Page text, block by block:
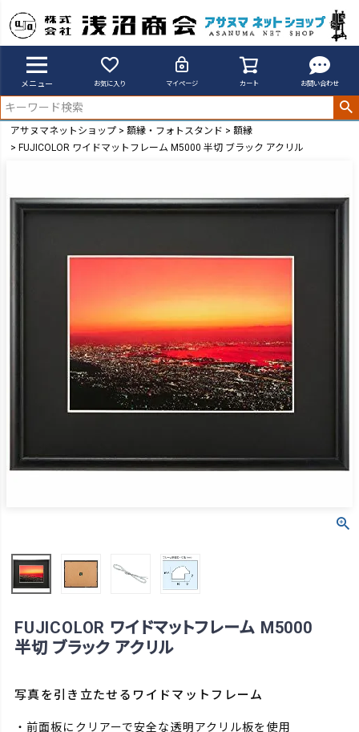
メニュー お気に入り マイページ カート お問い合わせ
アサヌマネットショップ 額縁・フォトスタンド
額縁
FUJICOLOR ワイドマットフレーム M5000 半切 ブラック アクリル
FUJICOLOR ワイドマットフレーム M5000
半切 ブラック アクリル
写真を引き立たせるワイドマットフレーム
・前面板にクリアーで安全な透明アクリル板を使用